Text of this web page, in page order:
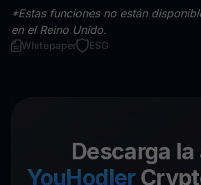
*Estas funciones no están
en el Reino Unido.
Whitepaper ESG
Descarga la
YouHodler